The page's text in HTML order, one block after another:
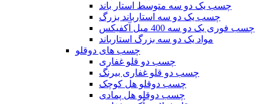
چسب یک دو سه متوسط استار باند
چسب یک دو سه استارباند بزرگ
چسب فوری یک دو سه 400 میل آکفیکس
مواد یک دو سه بزرگ استارباند
چسب های دوقلو
چسب دو قلو غفاری
چسب دو قلو غفاری بیرنگ
چسب دوقلو هل کوچک
چسب دوقلو هل پمادی